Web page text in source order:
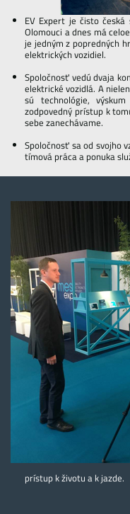
EV Expert je čisto
Olomouci a dnes má
je jedným z popredných
elektrických vozidiel.
Spoločnosť vedú dvaja
elektrické vozidlá. A
sú technológie,
zodpovedný prístup k
sebe zanechávame.
Spoločnosť sa od svojho
tímová práca a ponuka
prístup k životu a k jazde.